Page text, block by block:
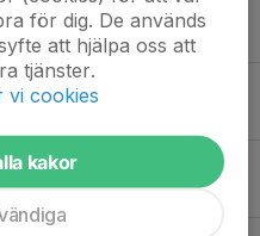
för dig. De används
att hjälpa oss att
tjänster.
vi cookies
kakor